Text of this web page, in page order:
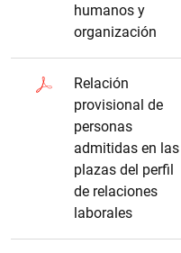
humanos y
organización
Relación
provisional de
personas
admitidas en las
plazas del perfil
de relaciones
laborales